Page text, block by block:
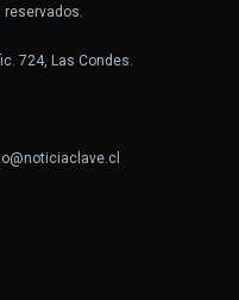
reservados.
724, Las Condes.